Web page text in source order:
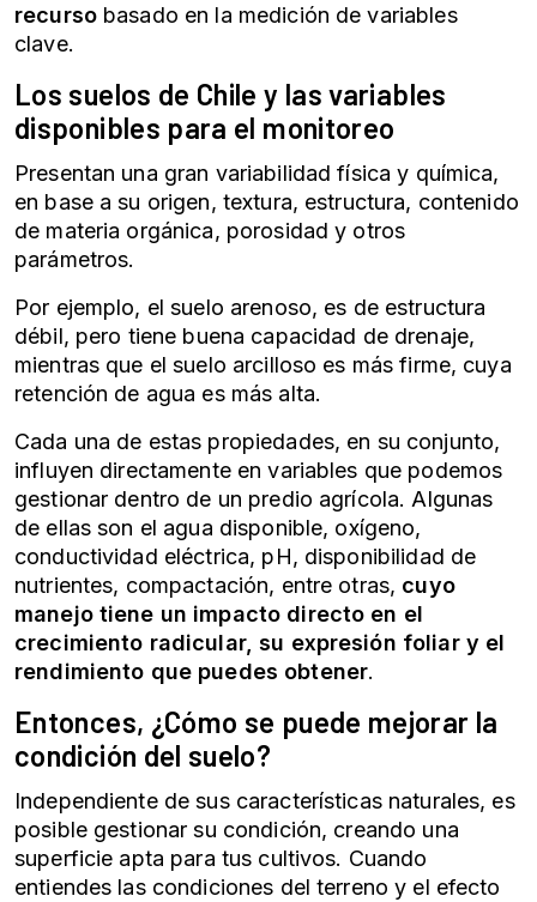
recurso basado en la medición de variables
clave.
Los suelos de Chile y las variables
disponibles para el monitoreo
Presentan una gran variabilidad física y química,
en base a su origen, textura, estructura, contenido
de materia orgánica, porosidad y otros
parámetros.
Por ejemplo, el suelo arenoso, es de estructura
débil, pero tiene buena capacidad de drenaje,
mientras que el suelo arcilloso es más firme, cuya
retención de agua es más alta.
Cada una de estas propiedades, en su conjunto,
influyen directamente en variables que podemos
gestionar dentro de un predio agrícola. Algunas
de ellas son el agua disponible, oxígeno,
conductividad eléctrica, pH, disponibilidad de
nutrientes, compactación, entre otras, cuyo
manejo tiene un impacto directo en el
crecimiento radicular, su expresión foliar y el
rendimiento que puedes obtener.
Entonces, ¿Cómo se puede mejorar la
condición del suelo?
Independiente de sus características naturales, es
posible gestionar su condición, creando una
superficie apta para tus cultivos. Cuando
entiendes las condiciones del terreno y el efecto